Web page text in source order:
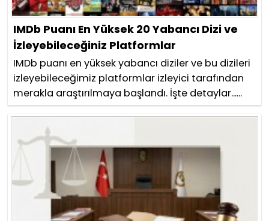
IMDb Puanı En Yüksek 20 Yabancı Dizi ve
İzleyebileceğiniz Platformlar
IMDb puanı en yüksek yabancı diziler ve bu dizileri
izleyebileceğimiz platformlar izleyici tarafından
merakla araştırılmaya başlandı. İşte detaylar......